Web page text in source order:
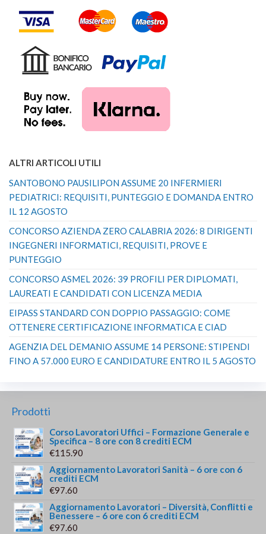
ALTRI ARTICOLI UTILI
SANTOBONO PAUSILIPON ASSUME 20 INFERMIERI
PEDIATRICI: REQUISITI, PUNTEGGIO E DOMANDA ENTRO
IL 12 AGOSTO
CONCORSO AZIENDA ZERO CALABRIA 2026: 8 DIRIGENTI
INGEGNERI INFORMATICI, REQUISITI, PROVE E
PUNTEGGIO
CONCORSO ASMEL 2026: 39 PROFILI PER DIPLOMATI,
LAUREATI E CANDIDATI CON LICENZA MEDIA
EIPASS STANDARD CON DOPPIO PASSAGGIO: COME
OTTENERE CERTIFICAZIONE INFORMATICA E CIAD
AGENZIA DEL DEMANIO ASSUME 14 PERSONE: STIPENDI
FINO A 57.000 EURO E CANDIDATURE ENTRO IL 5 AGOSTO
Prodotti
Corso Lavoratori Uffici – Formazione Generale e
Specifica – 8 ore con 8 crediti ECM
€115.90
Aggiornamento Lavoratori Sanità – 6 ore con 6
crediti ECM
€97.60
Aggiornamento Lavoratori – Diversità, Conflitti e
Benessere – 6 ore con 6 crediti ECM
€97.60